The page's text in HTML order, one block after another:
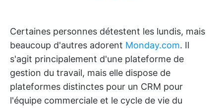
Certaines personnes détestent les lundis, mais
beaucoup d'autres adorent Monday.com. Il
s'agit principalement d'une plateforme de
gestion du travail, mais elle dispose de
plateformes distinctes pour un CRM pour
l'équipe commerciale et le cycle de vie du